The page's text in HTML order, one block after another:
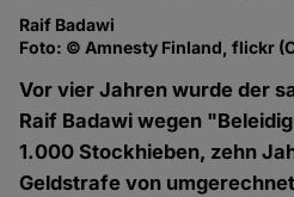
Raif Badawi
Foto: © Amnesty Finland, flickr
Vor vier Jahren wurde der
Raif Badawi wegen
1.000 Stockhieben, zehn
Geldstrafe von